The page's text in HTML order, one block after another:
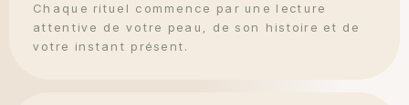
Chaque rituel commence par une lecture
attentive de votre peau, de son histoire et de
votre instant présent.